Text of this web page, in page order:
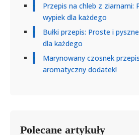
Przepis na chleb z ziarnami:
wypiek dla każdego
Bułki przepis: Proste i
dla każdego
Marynowany czosnek
aromatyczny dodatek!
Polecane artykuły